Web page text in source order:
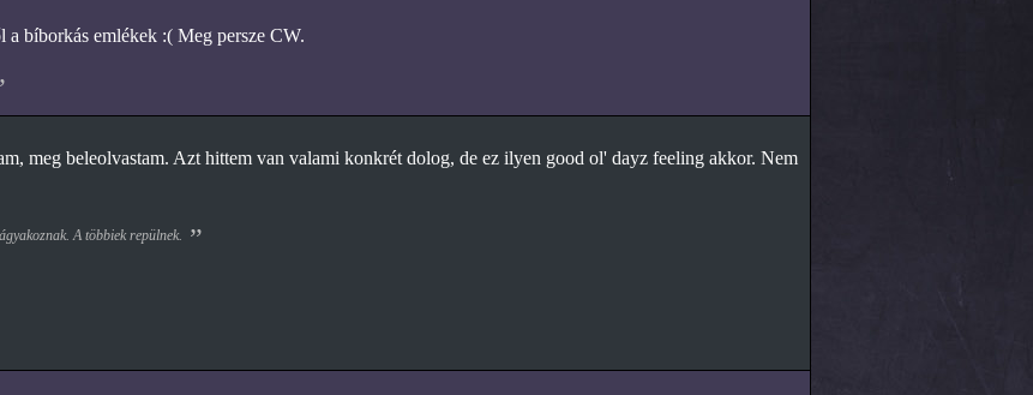
bíborkás emlékek :( Meg persze CW.
meg beleolvastam. Azt hittem van valami konkrét dolog, de ez ilyen good ol' dayz feeling akkor. Nem
A többiek repülnek.